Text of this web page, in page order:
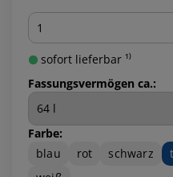
Menge
sofort lieferbar ¹⁾
Fassungsvermögen ca.:
Farbe:
blau
rot schwarz